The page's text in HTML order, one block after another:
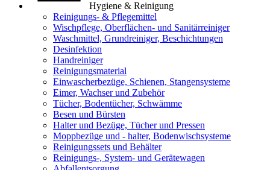
Hygiene & Reinigung
Reinigungs- & Pflegemittel
Wischpflege, Oberflächen- und Sanitärreiniger
Waschmittel, Grundreiniger, Beschichtungen
Desinfektion
Handreiniger
Reinigungsmaterial
Einwascherbezüge, Schienen, Stangensysteme
Eimer, Wachser und Zubehör
Tücher, Bodentücher, Schwämme
Besen und Bürsten
Halter und Bezüge, Tücher und Pressen
Moppbezüge und - halter, Bodenwischsysteme
Reinigungssets und Behälter
Reinigungs-, System- und Gerätewagen